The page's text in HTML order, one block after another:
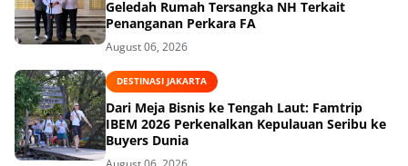
Geledah Rumah Tersangka NH Terkait
Penanganan Perkara FA
August 06, 2026
DESTINASI JAKARTA
Dari Meja Bisnis ke Tengah Laut: Famtrip
IBEM 2026 Perkenalkan Kepulauan Seribu ke
Buyers Dunia